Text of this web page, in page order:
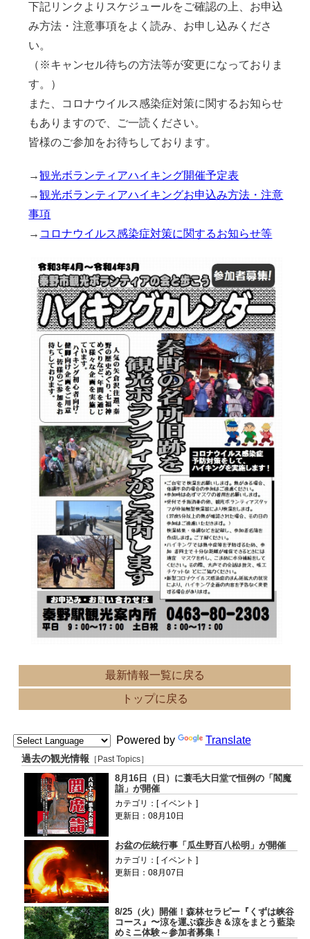
下記リンクよりスケジュールをご確認の上、お申込
み方法・注意事項をよく読み、お申し込みくださ
い。
（※キャンセル待ちの方法等が変更になっておりま
す。）
また、コロナウイルス感染症対策に関するお知らせ
もありますので、ご一読ください。
皆様のご参加をお待ちしております。
→観光ボランティアハイキング開催予定表
→観光ボランティアハイキングお申込み方法・注意
事項
→ コロナウイルス感染症対策に関するお知らせ等
最新情報一覧に戻る
トップに戻る
Powered by Translate
過去の観光情報 ［Past Topics］
8月16日（日）に蓑毛大日堂で恒例の「閻魔
詣」が開催
カテゴリ：[ イベント ]
更新日：08月10日
お盆の伝統行事「瓜生野百八松明」が開催
カテゴリ：[ イベント ]
更新日：08月07日
8/25（火）開催！森林セラピー『くずは峡谷
コース』〜涼を運ぶ森歩き＆涼をまとう藍染
めミニ体験～参加者募集！